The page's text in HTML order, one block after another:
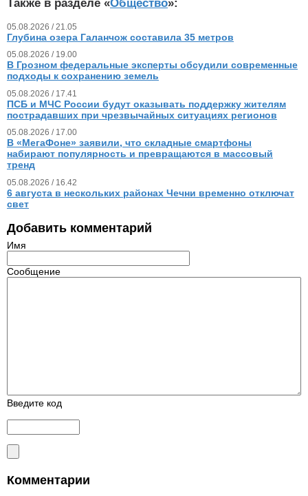
Также в разделе «Общество»:
05.08.2026 / 21.05
Глубина озера Галанчож составила 35 метров
05.08.2026 / 19.00
В Грозном федеральные эксперты обсудили современные
подходы к сохранению земель
05.08.2026 / 17.41
ПСБ и МЧС России будут оказывать поддержку жителям
пострадавших при чрезвычайных ситуациях регионов
05.08.2026 / 17.00
В «МегаФоне» заявили, что складные смартфоны
набирают популярность и превращаются в массовый
тренд
05.08.2026 / 16.42
6 августа в нескольких районах Чечни временно отключат
свет
Добавить комментарий
Имя
Сообщение
Введите код
Комментарии